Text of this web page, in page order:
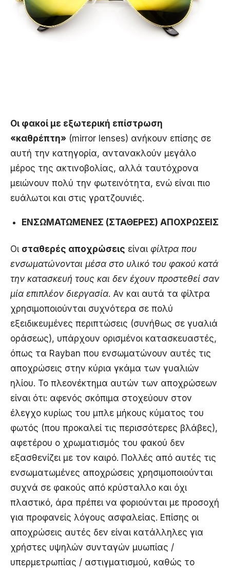
Οι φακοί με εξωτερική επίστρωση
«καθρέπτη» (mirror lenses) ανήκουν επίσης σε
αυτή την κατηγορία, αντανακλούν μεγάλο
μέρος της ακτινοβολίας, αλλά ταυτόχρονα
μειώνουν πολύ την φωτεινότητα, ενώ είναι πιο
ευάλωτοι και στις γρατζουνιές.
ΕΝΣΩΜΑΤΩΜΕΝΕΣ (ΣΤΑΘΕΡΕΣ) ΑΠΟΧΡΩΣΕΙΣ
Οι σταθερές αποχρώσεις είναι φίλτρα που
ενσωματώνονται μέσα στο υλικό του φακού κατά
την κατασκευή τους και δεν έχουν προστεθεί σαν
μία επιπλέον διεργασία. Αν και αυτά τα φίλτρα
χρησιμοποιούνται συχνότερα σε πολύ
εξειδικευμένες περιπτώσεις (συνήθως σε γυαλιά
οράσεως), υπάρχουν ορισμένοι κατασκευαστές,
όπως τα Rayban που ενσωματώνουν αυτές τις
αποχρώσεις στην κύρια γκάμα των γυαλιών
ηλίου. Το πλεονέκτημα αυτών των αποχρώσεων
είναι ότι: αφενός σκόπιμα στοχεύουν στον
έλεγχο κυρίως του μπλε μήκους κύματος του
φωτός (που προκαλεί τις περισσότερες βλάβες),
αφετέρου ο χρωματισμός του φακού δεν
εξασθενίζει με τον καιρό. Πολλές από αυτές τις
ενσωματωμένες αποχρώσεις χρησιμοποιούνται
συχνά σε φακούς από κρύσταλλο και όχι
πλαστικό, άρα πρέπει να φοριούνται με προσοχή
για προφανείς λόγους ασφαλείας. Επίσης οι
αποχρώσεις αυτές δεν είναι κατάλληλες για
χρήστες υψηλών συνταγών μυωπίας /
υπερμετρωπίας / αστιγματισμού, καθώς το